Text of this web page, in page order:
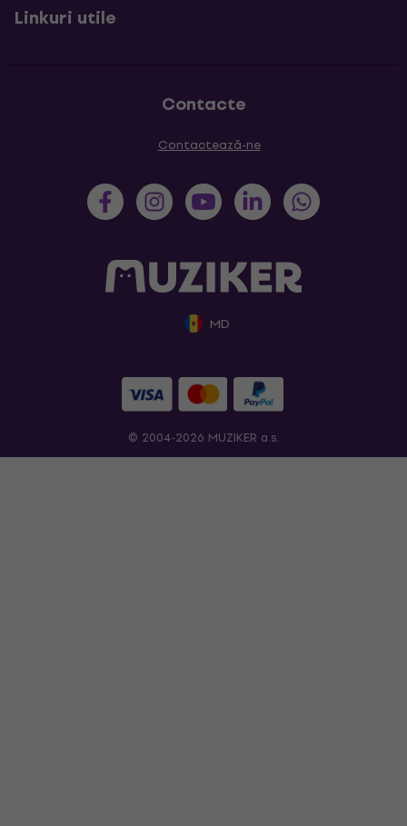
Linkuri utile
Contacte
Contactează-ne
MD
© 2004-2026 MUZIKER a.s.